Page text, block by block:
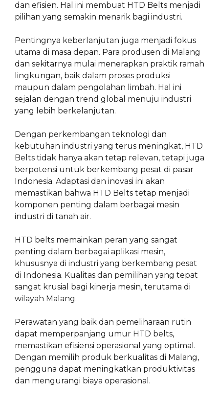
dan efisien. Hal ini membuat HTD Belts menjadi
pilihan yang semakin menarik bagi industri.
Pentingnya keberlanjutan juga menjadi fokus
utama di masa depan. Para produsen di Malang
dan sekitarnya mulai menerapkan praktik ramah
lingkungan, baik dalam proses produksi
maupun dalam pengolahan limbah. Hal ini
sejalan dengan trend global menuju industri
yang lebih berkelanjutan.
Dengan perkembangan teknologi dan
kebutuhan industri yang terus meningkat, HTD
Belts tidak hanya akan tetap relevan, tetapi juga
berpotensi untuk berkembang pesat di pasar
Indonesia. Adaptasi dan inovasi ini akan
memastikan bahwa HTD Belts tetap menjadi
komponen penting dalam berbagai mesin
industri di tanah air.
HTD belts memainkan peran yang sangat
penting dalam berbagai aplikasi mesin,
khususnya di industri yang berkembang pesat
di Indonesia. Kualitas dan pemilihan yang tepat
sangat krusial bagi kinerja mesin, terutama di
wilayah Malang.
Perawatan yang baik dan pemeliharaan rutin
dapat memperpanjang umur HTD belts,
memastikan efisiensi operasional yang optimal.
Dengan memilih produk berkualitas di Malang,
pengguna dapat meningkatkan produktivitas
dan mengurangi biaya operasional.